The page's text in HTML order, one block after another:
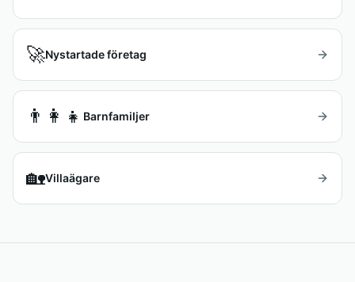
🚀Nystartade företag
👨‍👩‍👧 Barnfamiljer
🏡Villaägare